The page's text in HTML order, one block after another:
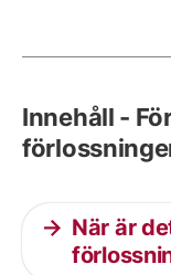
Innehåll -
När är